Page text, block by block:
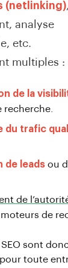
(netlinking)
analyse
etc.
multiples :
de la
recherche.
du trafic
de leads ou
de
de
SEO sont
toute